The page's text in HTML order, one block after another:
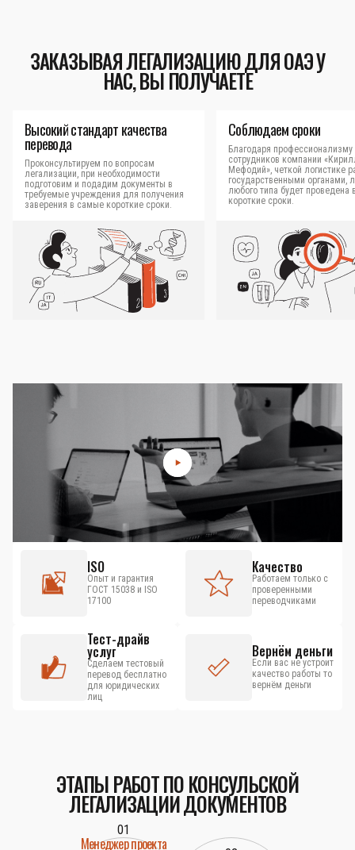
ЗАКАЗЫВАЯ ЛЕГАЛИЗАЦИЮ ДЛЯ ОАЭ У
НАС, ВЫ ПОЛУЧАЕТЕ
Высокий стандарт качества
перевода
Проконсультируем по вопросам
легализации, при необходимости
подготовим и подадим документы в
требуемые учреждения для получения
заверения в самые короткие сроки.
Соблюдаем сроки
Благодаря профессионализму
сотрудников компании
Мефодий», четкой логистике
государственными органами,
любого типа будет проведена
короткие сроки.
ISO
Опыт и гарантия
ГОСТ 15038 и ISO
17100
Качество
Работаем только с
проверенными
переводчиками
Тест-драйв
услуг
Сделаем тестовый
перевод бесплатно
для юридических
лиц
Вернём деньги
Если вас не устроит
качество работы то
вернём деньги
ЭТАПЫ РАБОТ ПО КОНСУЛЬСКОЙ
ЛЕГАЛИЗАЦИИ ДОКУМЕНТОВ
01
Менеджер проекта